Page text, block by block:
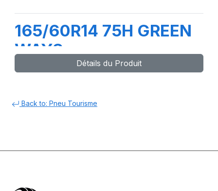
165/60R14 75H GREEN
WAYS
Détails du Produit
Back to: Pneu Tourisme